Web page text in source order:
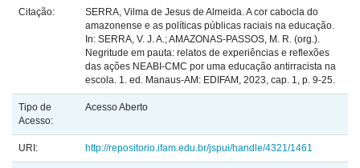
Citação:
SERRA, Vilma de Jesus de Almeida. A cor cabocla do
amazonense e as políticas públicas raciais na educação.
In: SERRA, V. J. A.; AMAZONAS-PASSOS, M. R. (org.).
Negritude em pauta: relatos de experiências e reflexões
das ações NEABI-CMC por uma educação antirracista na
escola. 1. ed. Manaus-AM: EDIFAM, 2023, cap. 1, p. 9-25.
Tipo de
Acesso:
Acesso Aberto
URI: http://repositorio.ifam.edu.br/jspui/handle/4321/1461